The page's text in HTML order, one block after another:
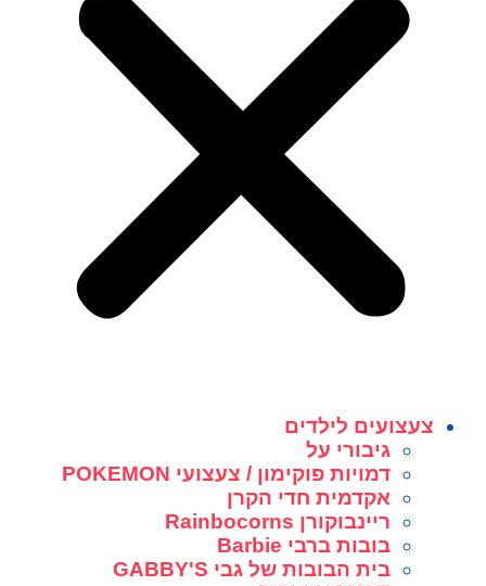
צעצועים לילדים
גיבורי על
דמויות פוקימון / צעצועי POKEMON
אקדמית חדי הקרן
ריינבוקורן Rainbocorns
בובות ברבי Barbie
בית הבובות של גבי GABBY'S